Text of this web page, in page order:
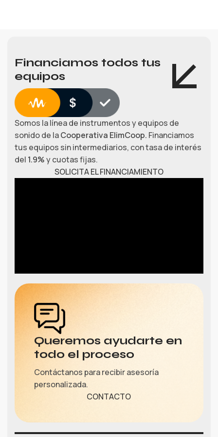
Financiamos todos tus
equipos
Somos la línea de instrumentos y equipos de
sonido de laCooperativa ElimCoop. Financiamos
tus equipos sin intermediarios, con tasa de interés
del 1.9%y cuotas fijas.
SOLICITA EL FINANCIAMIENTO
Queremos ayudarte en
todo el proceso
Contáctanos para recibir asesoría
personalizada.
CONTACTO